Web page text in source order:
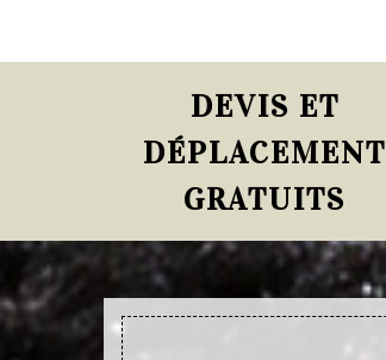
DEVIS ET
DÉPLACEMENT
GRATUITS